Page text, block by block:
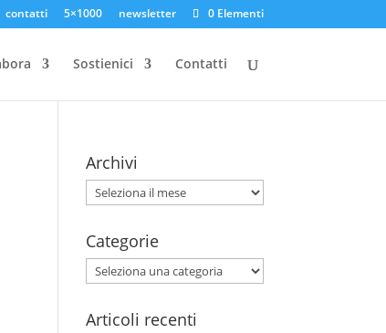
contatti 5×1000 newsletter 0 Elementi
Sostienici Contatti
Archivi
Archivi
Categorie
Categorie
Articoli recenti